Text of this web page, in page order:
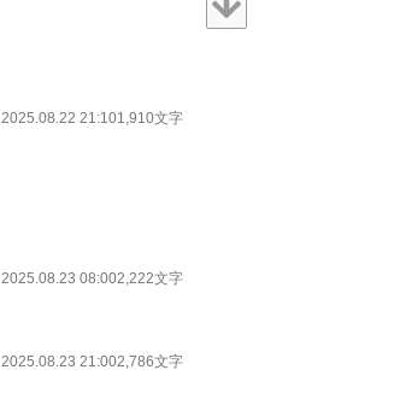
2025.08.22 21:101,910文字
2025.08.23 08:002,222文字
2025.08.23 21:002,786文字